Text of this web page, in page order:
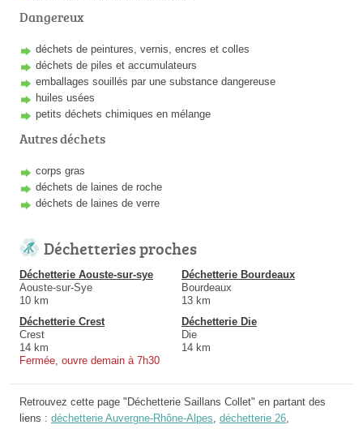
Dangereux
déchets de peintures, vernis, encres et colles
déchets de piles et accumulateurs
emballages souillés par une substance dangereuse
huiles usées
petits déchets chimiques en mélange
Autres déchets
corps gras
déchets de laines de roche
déchets de laines de verre
Déchetteries proches
Déchetterie Aouste-sur-sye
Aouste-sur-Sye
10 km
Déchetterie Bourdeaux
Bourdeaux
13 km
Déchetterie Crest
Crest
14 km
Fermée, ouvre demain à 7h30
Déchetterie Die
Die
14 km
Retrouvez cette page "Déchetterie Saillans Collet" en partant des
liens : déchetterie Auvergne-Rhône-Alpes, déchetterie 26,